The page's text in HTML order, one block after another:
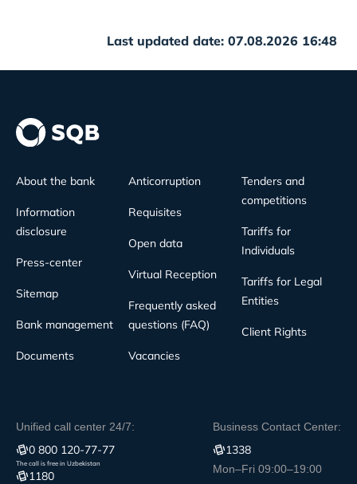
Last updated date: 07.08.2026 16:48
About the bank
Information
disclosure
Press-center
Sitemap
Bank management
Documents
Anticorruption
Requisites
Open data
Virtual Reception
Frequently asked
questions (FAQ)
Vacancies
Tenders and
competitions
Tariffs for
Individuals
Tariffs for Legal
Entities
Client Rights
Unified call center 24/7:
0 800 120-77-77
The call is free in Uzbekistan
1180
Business Contact Center:
1338
Mon–Fri 09:00–19:00